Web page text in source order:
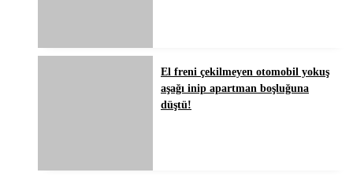
El freni çekilmeyen otomobil yokuş
aşağı inip apartman boşluğuna
düştü!